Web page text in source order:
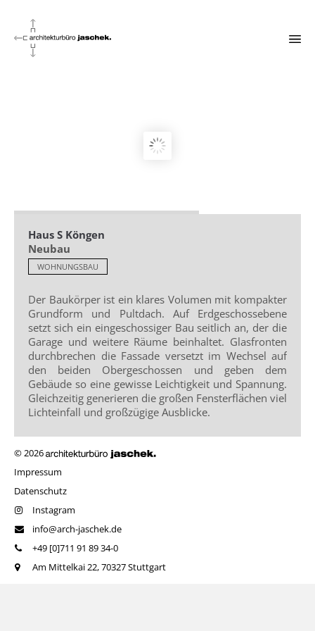
Haus S Köngen
Neubau
WOHNUNGSBAU
Der Baukörper ist ein klares Volumen mit kompakter
Grundform und Pultdach. Auf Erdgeschossebene
setzt sich ein eingeschossiger Bau seitlich an, der die
Garage und weitere Räume beinhaltet. Glasfronten
durchbrechen die Fassade versetzt im Wechsel auf
den beiden Obergeschossen und geben dem
Gebäude so eine gewisse Leichtigkeit und Spannung.
Gleichzeitig generieren die großen Fensterflächen viel
Lichteinfall und großzügige Ausblicke.
© 2026
Impressum
Datenschutz
Instagram
info@arch-jaschek.de
+49 [0]711 91 89 34-0
Am Mittelkai 22, 70327 Stuttgart